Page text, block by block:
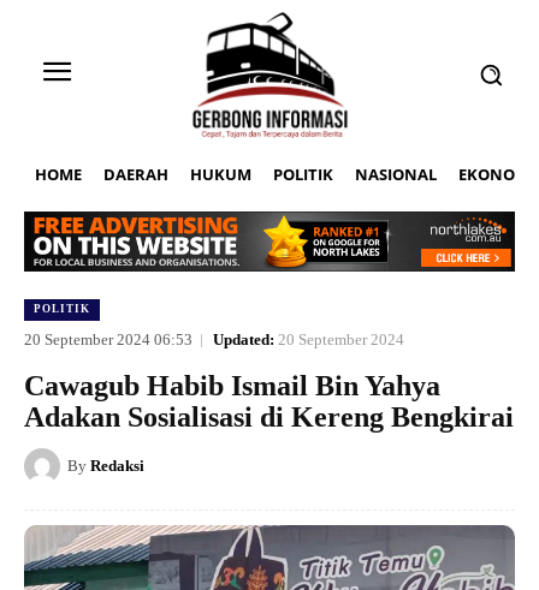
HOME DAERAH HUKUM POLITIK NASIONAL EKONOMI
POLITIK
20 September 2024 06:53 Updated: 20 September 2024
Cawagub Habib Ismail Bin Yahya
Adakan Sosialisasi di Kereng Bengkirai
By Redaksi